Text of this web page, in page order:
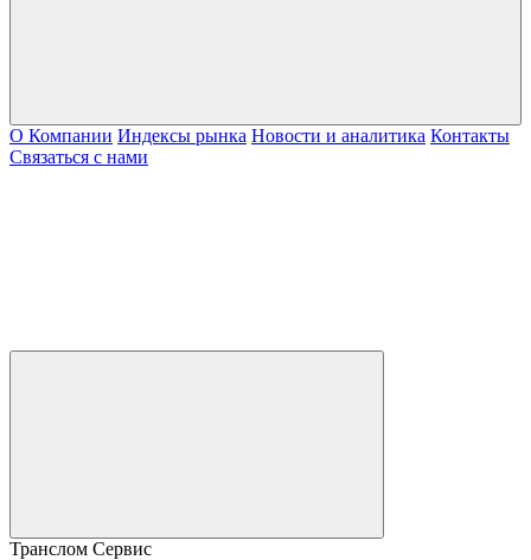
О Компании Индексы рынка Новости и аналитика Контакты
Связаться с нами
Транслом Сервис